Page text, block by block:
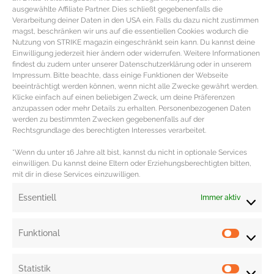
ausgewählte Affiliate Partner. Dies schließt gegebenenfalls die
Verarbeitung deiner Daten in den USA ein. Falls du dazu nicht zustimmen
magst, beschränken wir uns auf die essentiellen Cookies wodurch die
Nutzung von STRIKE magazin eingeschränkt sein kann. Du kannst deine
Einwilligung jederzeit hier ändern oder widerrufen. Weitere Informationen
findest du zudem unter unserer Datenschutzerklärung oder in unserem
Impressum. Bitte beachte, dass einige Funktionen der Webseite
beeinträchtigt werden können, wenn nicht alle Zwecke gewährt werden.
Klicke einfach auf einen beliebigen Zweck, um deine Präferenzen
anzupassen oder mehr Details zu erhalten. Personenbezogenen Daten
werden zu bestimmten Zwecken gegebenenfalls auf der
Rechtsgrundlage des berechtigten Interesses verarbeitet.
*Wenn du unter 16 Jahre alt bist, kannst du nicht in optionale Services
einwilligen. Du kannst deine Eltern oder Erziehungsberechtigten bitten,
mit dir in diese Services einzuwilligen.
Essentiell Immer aktiv
Funktional
Statistik
Mixer füllen.
Auf niedrigster Stufe beginnend und innerhalb weniger Sekunden den Mixer
auf die höchste Stufe schalten. Bei höchster Stufe circa eine weitere Minute
mixen bis alle Zutaten fein püriert sind.
Die perfekt Mixzeit hängt von der Leistung des Mixers ab, deshalb am Besten
etwas ausprobieren.
Die Zutaten ergeben circa 0,4 Liter Smoothie. Das Superfood Smoothie
Clean Eating oder Low Carb Ernährung.
Redaktion: Nina Ilnseher